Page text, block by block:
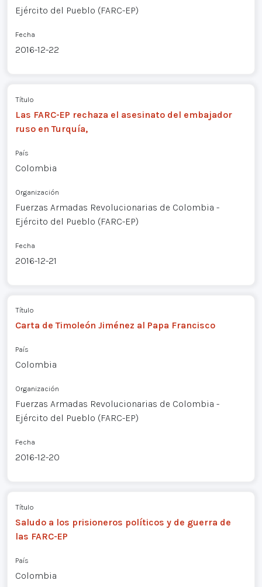
Ejército del Pueblo (FARC-EP)
Fecha
2016-12-22
Título
Las FARC-EP rechaza el asesinato del embajador
ruso en Turquía,
País
Colombia
Organización
Fuerzas Armadas Revolucionarias de Colombia -
Ejército del Pueblo (FARC-EP)
Fecha
2016-12-21
Título
Carta de Timoleón Jiménez al Papa Francisco
País
Colombia
Organización
Fuerzas Armadas Revolucionarias de Colombia -
Ejército del Pueblo (FARC-EP)
Fecha
2016-12-20
Título
Saludo a los prisioneros políticos y de guerra de
las FARC-EP
País
Colombia